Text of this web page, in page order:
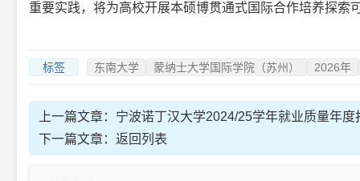
重要实践，将为高校开展本硕博贯通式国际合作培养探索
标签 东南大学 蒙纳士大学国际学院（苏州） 2026年
上一篇文章： 宁波诺丁汉大学2024/25学年就业质量年度
下一篇文章： 返回列表